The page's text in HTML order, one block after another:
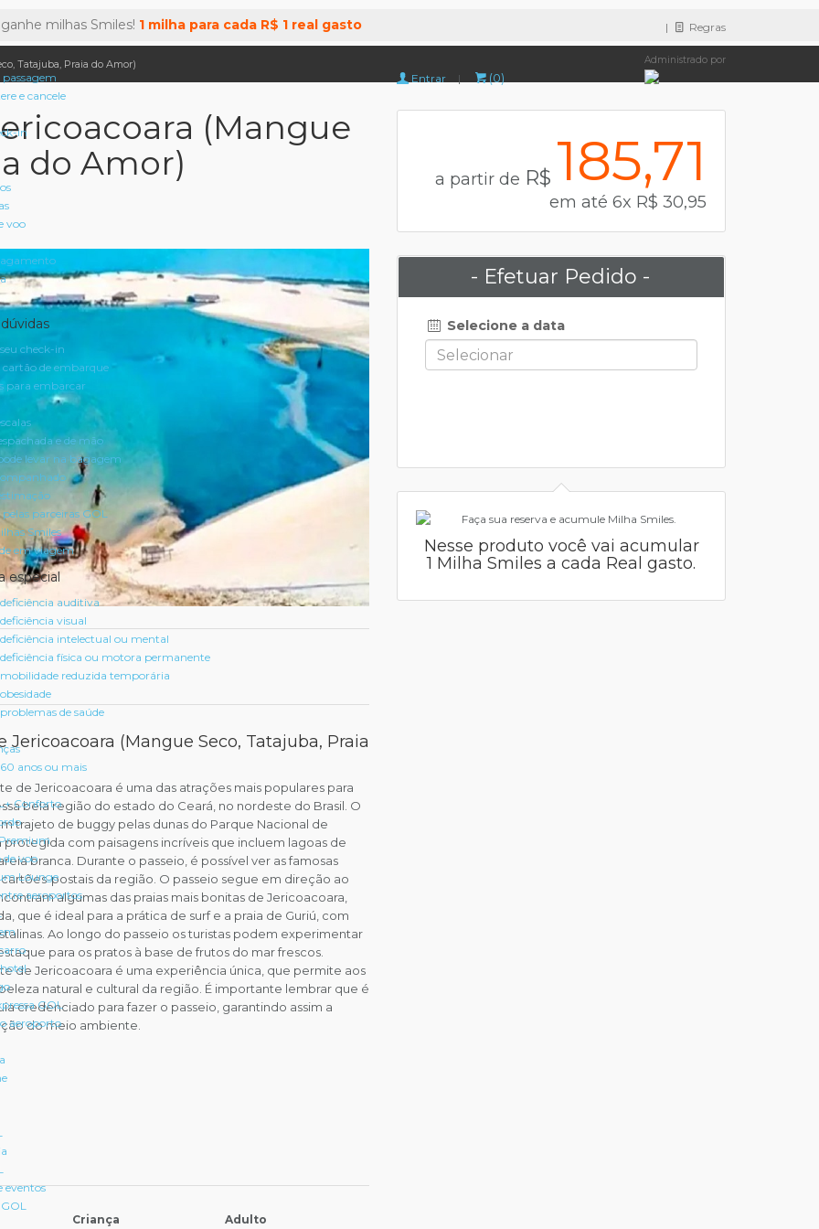
milhas Smiles! 1 milha para cada R$ 1 real gasto | Regras
e cancele
in
voo
check-in
cartão de embarque
para embarcar
e de mão
levar na bagagem
parceiras GOL
Smiles
em viagem
especial
auditiva
visual
intelectual ou mental
deficiência física ou motora permanente
mobilidade reduzida temporária
de saúde
anos ou mais
Conforto
voo
Lounge
aeroportos
GOL
aeroporto
eventos
Entrar | (0)
Administrado por
Tatajuba, Praia do Amor)
(Mangue
do Amor)
Jericoacoara (Mangue Seco, Tatajuba, Praia
de Jericoacoara é uma das atrações mais populares para
bela região do estado do Ceará, no nordeste do Brasil. O
trajeto de buggy pelas dunas do Parque Nacional de
protegida com paisagens incríveis que incluem lagoas de
branca. Durante o passeio, é possível ver as famosas
postais da região. O passeio segue em direção ao
algumas das praias mais bonitas de Jericoacoara,
que é ideal para a prática de surf e a praia de Guriú, com
Ao longo do passeio os turistas podem experimentar
para os pratos à base de frutos do mar frescos.
de Jericoacoara é uma experiência única, que permite aos
natural e cultural da região. É importante lembrar que é
credenciado para fazer o passeio, garantindo assim a
do meio ambiente.
Criança Adulto
a partir de R$ 185,71
em até 6x R$ 30,95
- Efetuar Pedido -
Selecione a data
Nesse produto você vai acumular
1 Milha Smiles a cada Real gasto.